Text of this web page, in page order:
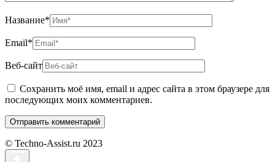
Название*
Email*
Веб-сайт
Сохранить моё имя, email и адрес сайта в этом браузере для
последующих моих комментариев.
© Techno-Assist.ru 2023